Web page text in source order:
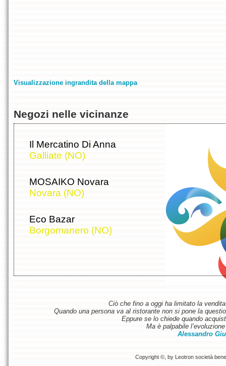
Visualizzazione ingrandita della mappa
Negozi nelle vicinanze
Il Mercatino Di Anna
Galliate (NO)
MOSAIKO Novara
Novara (NO)
Eco Bazar
Borgomanero (NO)
Ciò che fino a oggi ha limitato la
Quando una persona va al ristorante non si pone la
Eppure se lo chiede quando
Ma è palpabile
Alessandro
Copyright ©, by Leotron società